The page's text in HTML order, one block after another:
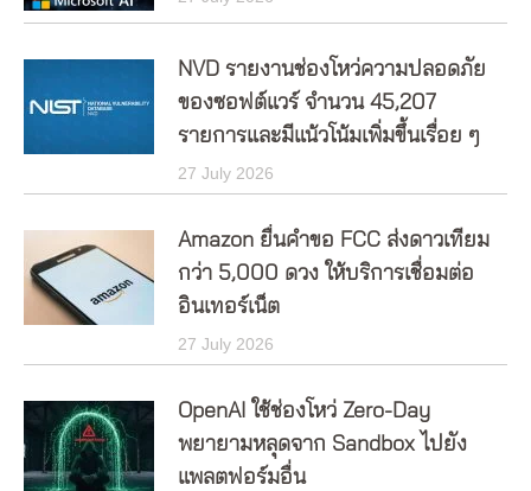
NVD รายงานช่องโหว่ความปลอดภัย
ของซอฟต์แวร์ จำนวน 45,207
รายการและมีแน้วโน้มเพิ่มขึ้นเรื่อย ๆ
27 July 2026
Amazon ยื่นคำขอ FCC ส่งดาวเทียม
กว่า 5,000 ดวง ให้บริการเชื่อมต่อ
อินเทอร์เน็ต
27 July 2026
OpenAI ใช้ช่องโหว่ Zero-Day
พยายามหลุดจาก Sandbox ไปยัง
แพลตฟอร์มอื่น